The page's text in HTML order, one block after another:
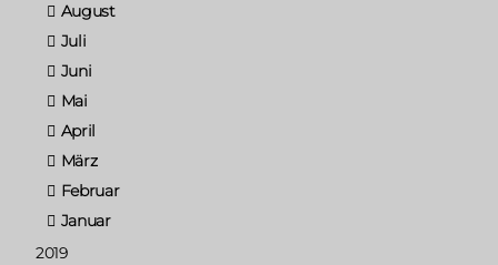
August
Juli
Juni
Mai
April
März
Februar
Januar
2019